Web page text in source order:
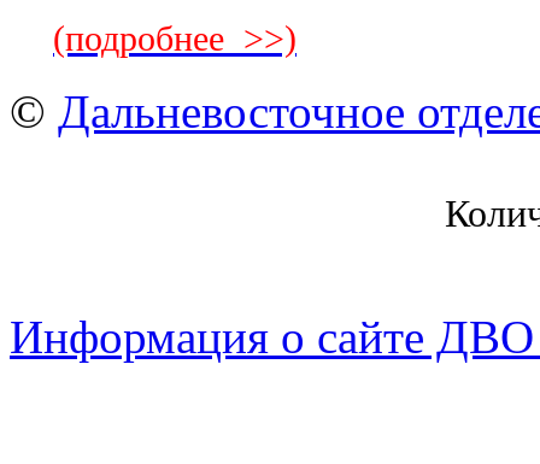
(подробнее >>)
© Дальневосточное
Информация о сайте